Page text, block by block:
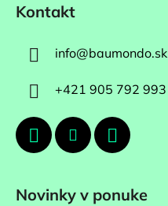
Kontakt
info@baumondo.sk
+421 905 792 993
Novinky v ponuke